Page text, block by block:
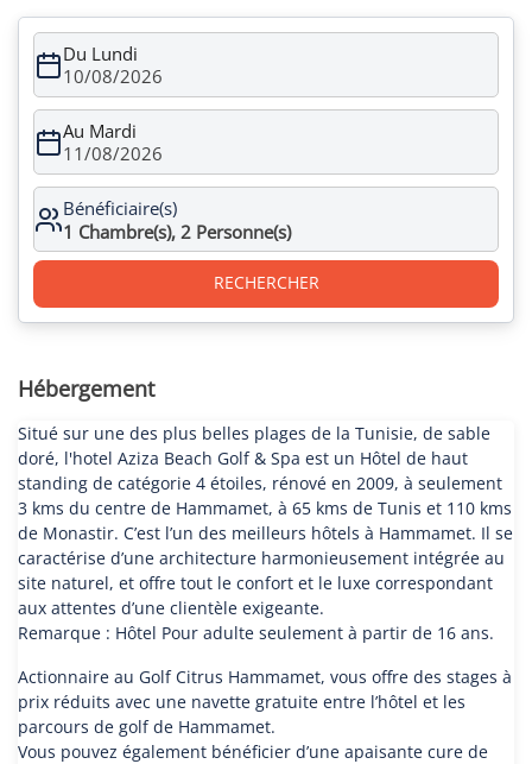
Du Lundi
10/08/2026
Au Mardi
11/08/2026
Bénéficiaire(s)
1 Chambre(s), 2 Personne(s)
RECHERCHER
Hébergement
Situé sur une des plus belles plages de la Tunisie, de sable
doré, l'hotel Aziza Beach Golf & Spa est un Hôtel de haut
standing de catégorie 4 étoiles, rénové en 2009, à seulement
3 kms du centre de Hammamet, à 65 kms de Tunis et 110 kms
de Monastir. C’est l’un des meilleurs hôtels à Hammamet. Il se
caractérise d’une architecture harmonieusement intégrée au
site naturel, et offre tout le confort et le luxe correspondant
aux attentes d’une clientèle exigeante.
Remarque : Hôtel Pour adulte seulement à partir de 16 ans.
Actionnaire au Golf Citrus Hammamet, vous offre des stages à
prix réduits avec une navette gratuite entre l’hôtel et les
parcours de golf de Hammamet.
Vous pouvez également bénéficier d’une apaisante cure de